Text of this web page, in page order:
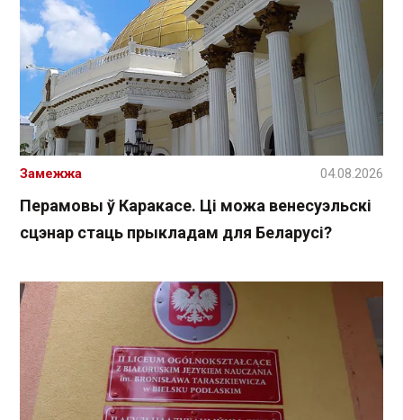
Перамовы ў Каракасе. Ці можа венесуэльскі
сцэнар стаць прыкладам для Беларусі?
Замежжа 04.08.2026